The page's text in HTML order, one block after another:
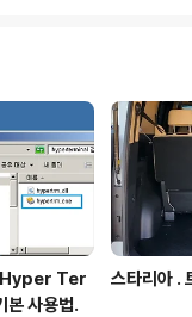
Ter
사용법.
스타리아 .